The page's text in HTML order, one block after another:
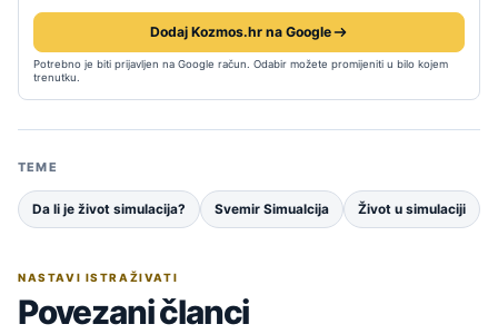
Dodaj Kozmos.hr na Google
Potrebno je biti prijavljen na Google račun. Odabir možete promijeniti u bilo kojem
trenutku.
TEME
Da li je život simulacija? Svemir Simualcija Život u simulaciji
NASTAVI ISTRAŽIVATI
Povezani članci